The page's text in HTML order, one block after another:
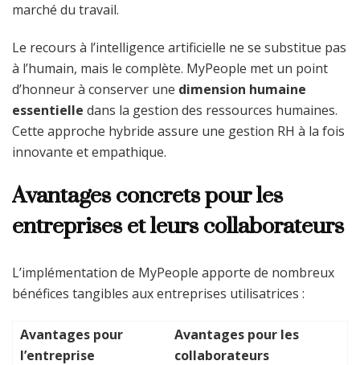
marché du travail.
Le recours à l’intelligence artificielle ne se substitue pas
à l’humain, mais le complète. MyPeople met un point
d’honneur à conserver une dimension humaine
essentielle dans la gestion des ressources humaines.
Cette approche hybride assure une gestion RH à la fois
innovante et empathique.
Avantages concrets pour les
entreprises et leurs collaborateurs
L’implémentation de MyPeople apporte de nombreux
bénéfices tangibles aux entreprises utilisatrices :
Avantages pour
l’entreprise
Avantages pour les
collaborateurs